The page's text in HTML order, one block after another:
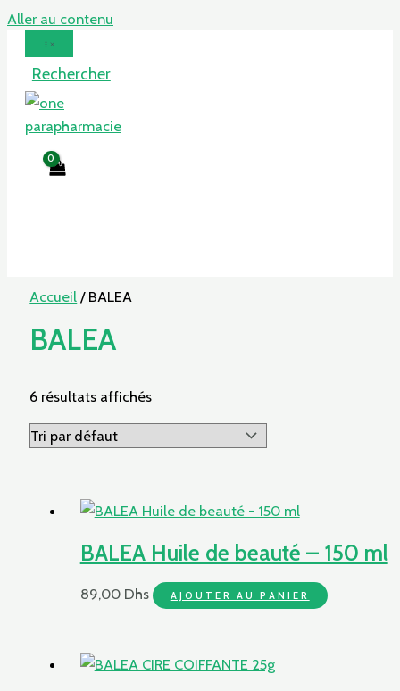
Aller au contenu
Rechercher
Accueil / BALEA
BALEA
6 résultats affichés
BALEA Huile de beauté – 150 ml
89,00 Dhs AJOUTER AU PANIER